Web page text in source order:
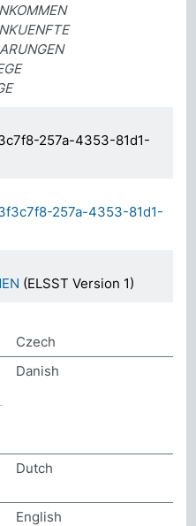
257a-4353-81d1-
257a-4353-81d1-
(ELSST Version 1)
Czech
Danish
Dutch
English